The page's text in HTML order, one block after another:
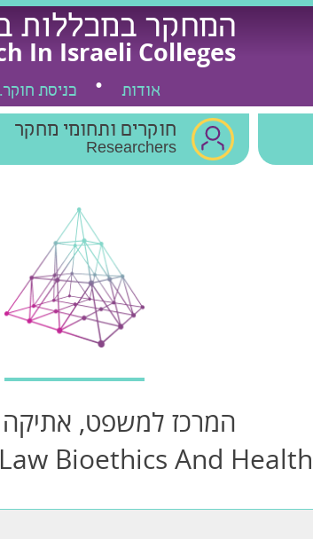
המחקר במכללות
In Israeli Colleges
אודות כניסת
חוקרים ותחומי מחקר
Researchers
המרכז למשפט, אתיקה
Bioethics And